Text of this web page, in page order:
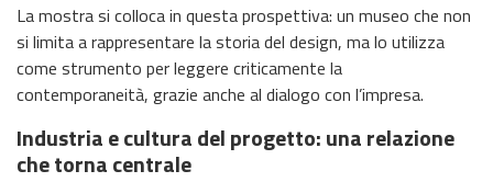
La mostra si colloca in questa prospettiva: un museo che non
si limita a rappresentare la storia del design, ma lo utilizza
come strumento per leggere criticamente la
contemporaneità, grazie anche al dialogo con l’impresa.
Industria e cultura del progetto: una relazione
che torna centrale